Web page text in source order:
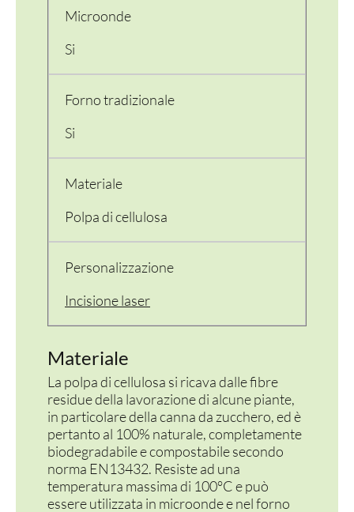
PER LA TAVOLA
CONTENITORI E ASPORTO
FINGER E GELATO
VASSOI E COTTURA
TERMOSALDABILI
PERSONALIZZATI
Microonde
Si
Forno tradizionale
Si
Materiale
Polpa di cellulosa
Personalizzazione
Incisione laser
Materiale
La polpa di cellulosa si ricava dalle fibre
residue della lavorazione di alcune piante,
in particolare della canna da zucchero, ed è
pertanto al 100% naturale, completamente
biodegradabile e compostabile secondo
norma EN13432. Resiste ad una
temperatura massima di 100°C e può
essere utilizzata in microonde e nel forno